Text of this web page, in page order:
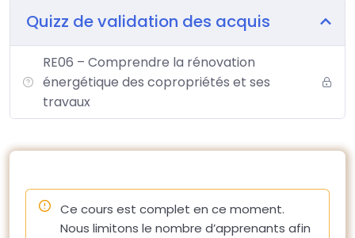
connaitre l’ensemble des productions d’energie
renouvelable et leurs applications
connaitre les impacts d’une rénovation globale sur
ces systèmes
7 – Les essentiels de la ventilation
connaitre l’ensemble des systèmes de ventilation et
Identifier les problématiques d’une mauvaise
Identifier les impacts des travaux en partie privative
8 – Clôture
Quizz de validation des acquis
RE06 – Comprendre la rénovation
énergétique des copropriétés et ses
travaux
Ce cours est complet en ce moment.
Nous limitons le nombre d’apprenants afin